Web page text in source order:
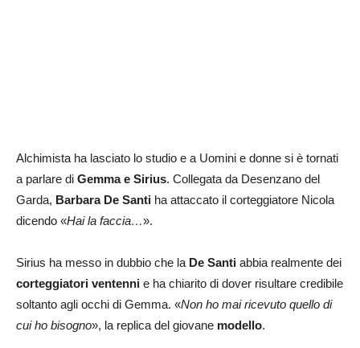
Alchimista ha lasciato lo studio e a Uomini e donne si è tornati
a parlare di Gemma e Sirius. Collegata da Desenzano del
Garda, Barbara De Santi ha attaccato il corteggiatore Nicola
dicendo «Hai la faccia…».
Sirius ha messo in dubbio che la De Santi abbia realmente dei
corteggiatori ventenni e ha chiarito di dover risultare credibile
soltanto agli occhi di Gemma. «Non ho mai ricevuto quello di
cui ho bisogno», la replica del giovane modello.